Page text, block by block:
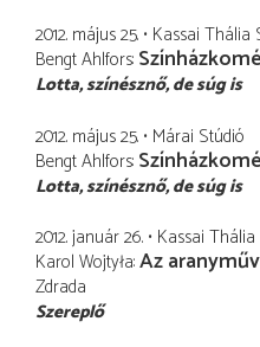
2012. május 25. Kassai Thália
Bengt Ahlfors
Lotta színésznő, de súg is
2012. május 25. Márai Stúdió
Bengt Ahlfors
Lotta színésznő, de súg is
2012. január 26. Kassai
Karol Wojtyła Az
Zdrada
Szereplő